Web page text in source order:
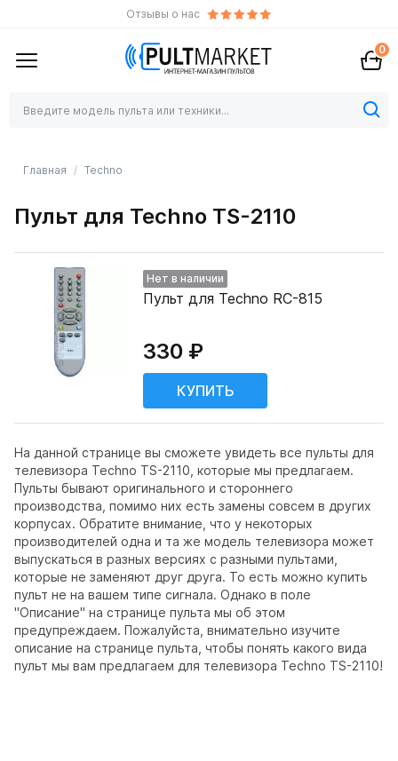
Отзывы о нас
0
Главная Techno
Пульт для Techno TS-2110
На данной странице вы сможете увидеть все пульты для
телевизора Techno TS-2110, которые мы предлагаем.
Пульты бывают оригинального и стороннего
производства, помимо них есть замены совсем в других
корпусах. Обратите внимание, что у некоторых
производителей одна и та же модель телевизора может
выпускаться в разных версиях с разными пультами,
которые не заменяют друг друга. То есть можно купить
пульт не на вашем типе сигнала. Однако в поле
"Описание" на странице пульта мы об этом
предупреждаем. Пожалуйста, внимательно изучите
описание на странице пульта, чтобы понять какого вида
пульт мы вам предлагаем для телевизора Techno TS-2110!
Нет в наличии
Пульт для Techno RC-815
330 ₽